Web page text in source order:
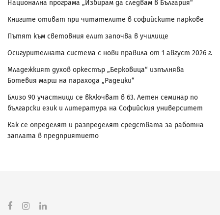
Национална програма „Избирам да следвам в България“
Книгите отиват при читателите в софийските паркове
Пътят към световния елит започва в училище
Осигурителната система с нови правила от 1 август 2026 г.
Младежкият духов оркестър „Берковица“ изпълнява
Ботевия марш на парахода „Радецки“
Близо 90 участници се включват в 63. Летен семинар по
български език и литература на Софийския университет
Как се определят и разпределят средствата за работна
заплата в предприятието